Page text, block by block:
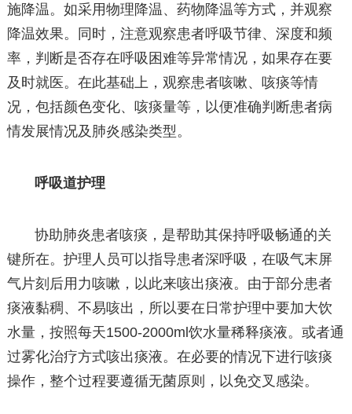
施降温。如采用物理降温、药物降温等方式，并观察
降温效果。同时，注意观察患者呼吸节律、深度和频
率，判断是否存在呼吸困难等异常情况，如果存在要
及时就医。在此基础上，观察患者咳嗽、咳痰等情
况，包括颜色变化、咳痰量等，以便准确判断患者病
情发展情况及肺炎感染类型。
呼吸道护理
协助肺炎患者咳痰，是帮助其保持呼吸畅通的关
键所在。护理人员可以指导患者深呼吸，在吸气末屏
气片刻后用力咳嗽，以此来咳出痰液。由于部分患者
痰液黏稠、不易咳出，所以要在日常护理中要加大饮
水量，按照每天1500-2000ml饮水量稀释痰液。或者通
过雾化治疗方式咳出痰液。在必要的情况下进行咳痰
操作，整个过程要遵循无菌原则，以免交叉感染。